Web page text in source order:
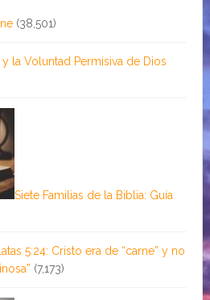
(38,501)
y la Voluntad Permisiva de Dios
Siete Familias de la Biblia: Guía
5:24: Cristo era de “carne” y no
(7,173)